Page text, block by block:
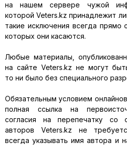
на нашем сервере чужой
которой Veters.kz принадлежит
такие исключения всегда прямо
которых они касаются.
Любые материалы,
на сайте Veters.kz не могут
то ни было без специального
Обязательным условием
полная ссылка на
согласия на перепечатку со
авторов Veters.kz не
всегда указывать имя автора и